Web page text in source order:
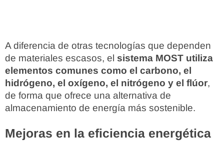
A diferencia de otras tecnologías que dependen
de materiales escasos, el sistema MOST utiliza
elementos comunes como el carbono, el
hidrógeno, el oxígeno, el nitrógeno y el flúor,
de forma que ofrece una alternativa de
almacenamiento de energía más sostenible.
Mejoras en la eficiencia energética